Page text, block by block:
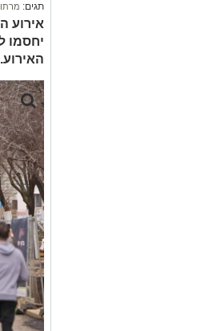
תגים: מרתון
אירוע
יחסמו